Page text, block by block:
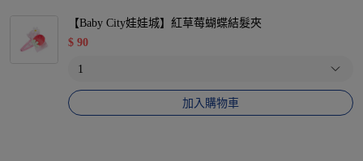
【Baby City娃娃城】紅草莓蝴蝶結髮夾
$ 90
加入購物車